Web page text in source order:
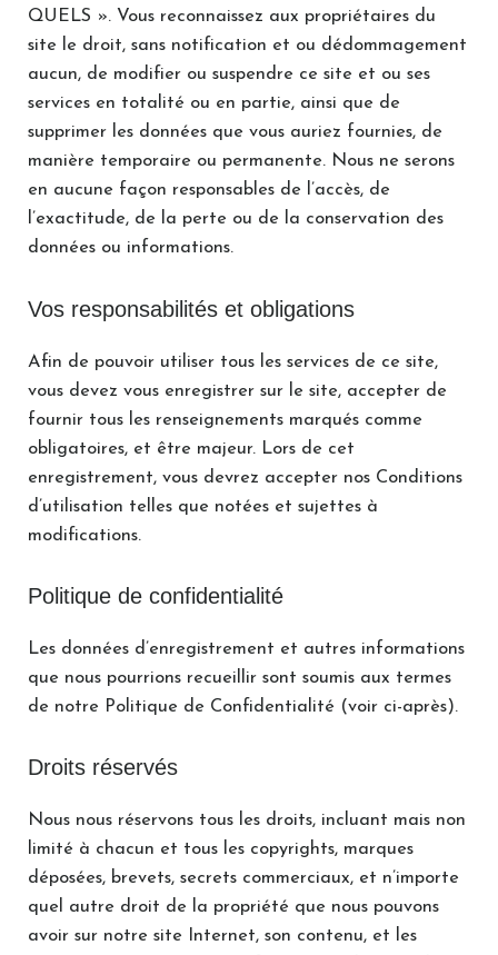
QUELS ». Vous reconnaissez aux propriétaires du
site le droit, sans notification et ou dédommagement
aucun, de modifier ou suspendre ce site et ou ses
services en totalité ou en partie, ainsi que de
supprimer les données que vous auriez fournies, de
manière temporaire ou permanente. Nous ne serons
en aucune façon responsables de l’accès, de
l’exactitude, de la perte ou de la conservation des
données ou informations.
Vos responsabilités et obligations
Afin de pouvoir utiliser tous les services de ce site,
vous devez vous enregistrer sur le site, accepter de
fournir tous les renseignements marqués comme
obligatoires, et être majeur. Lors de cet
enregistrement, vous devrez accepter nos Conditions
d’utilisation telles que notées et sujettes à
modifications.
Politique de confidentialité
Les données d’enregistrement et autres informations
que nous pourrions recueillir sont soumis aux termes
de notre Politique de Confidentialité (voir ci-après).
Droits réservés
Nous nous réservons tous les droits, incluant mais non
limité à chacun et tous les copyrights, marques
déposées, brevets, secrets commerciaux, et n’importe
quel autre droit de la propriété que nous pouvons
avoir sur notre site Internet, son contenu, et les